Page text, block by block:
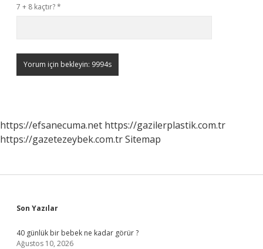
7 + 8 kaçtır?*
https://efsanecuma.net https://gazilerplastik.com.tr
https://gazetezeybek.com.trSitemap
Sidebar
Son Yazılar
40 günlük bir bebek ne kadar görür ?
Ağustos 10, 2026